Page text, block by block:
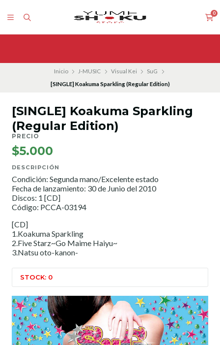
0
Inicio J-MUSIC Visual Kei
SuG
[SINGLE] Koakuma Sparkling (Regular Edition)
[SINGLE] Koakuma Sparkling
(Regular Edition)
PRECIO
$5.000
DESCRIPCIÓN
Condición: Segunda mano/Excelente estado
Fecha de lanzamiento: 30 de Junio del 2010
Discos: 1 [CD]
Código: PCCA-03194
[CD]
1.Koakuma Sparkling
2.Five Starz~Go Maime Haiyu~
3.Natsu oto-kanon-
STOCK: 0